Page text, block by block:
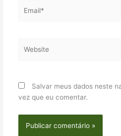
Salvar meus dados neste
vez que eu comentar.